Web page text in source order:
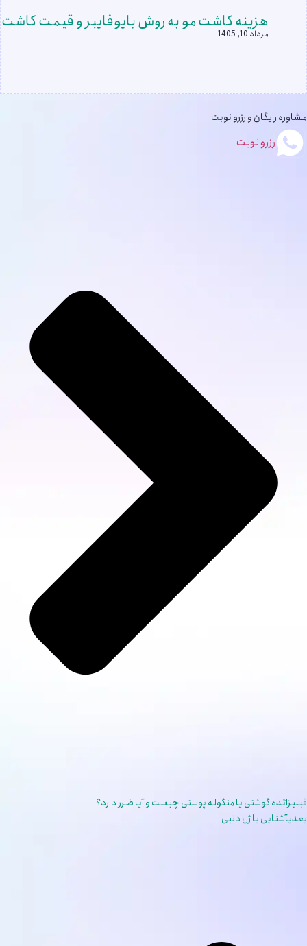
هزینه کاشت مو به روش بایوفایبر و قیمت کاشت
مرداد 10, 1405
مشاوره رایگان و رزرو نوبت
رزرو نوبت
قبلیزائده گوشتی یا منگوله پوستی چیست و آیا ضرر دارد؟
بعدیآشنایی با ژل دنبی​